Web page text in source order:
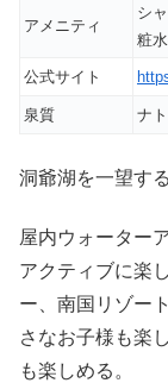
アメニティ
シ
粧
公式サイト
泉質 ナ
洞爺湖を一望す
屋内ウォーター
アクティブに楽
ー、南国リゾー
さなお子様も楽
も楽しめる。